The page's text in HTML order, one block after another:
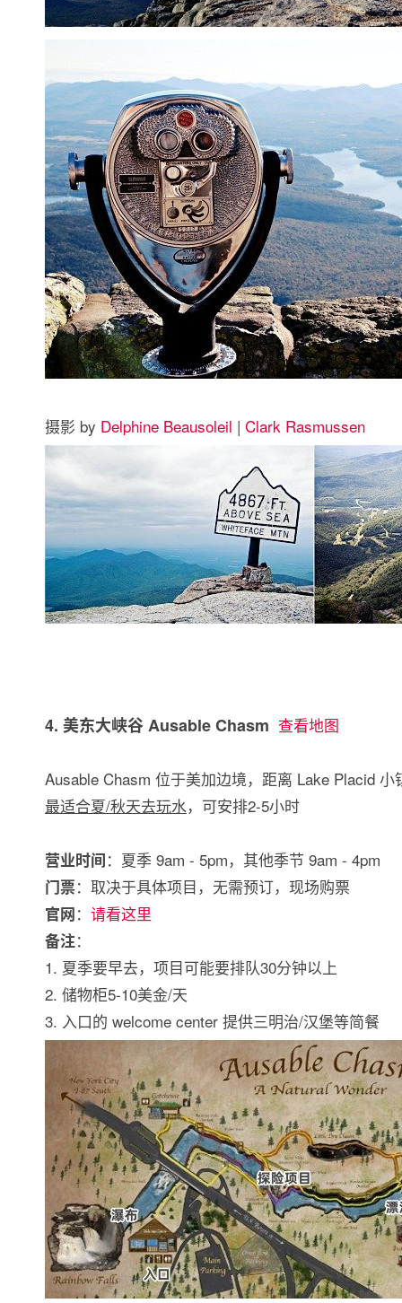
摄影 by Delphine Beausoleil | Clark Rasmussen
4. 美东大峡谷 Ausable Chasm 查看地图
Ausable Chasm 位于美加边境，距离 Lake Placid
最适合夏/秋天去玩水，可安排2-5小时
营业时间：夏季 9am - 5pm，其他季节 9am - 4pm
门票：取决于具体项目，无需预订，现场购票
官网： 请看这里
备注：
1. 夏季要早去，项目可能要排队30分钟以上
2. 储物柜5-10美金/天
3. 入口的 welcome center 提供三明治/汉堡等简餐